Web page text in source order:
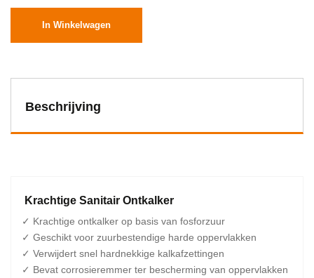
In Winkelwagen
Beschrijving
Krachtige Sanitair Ontkalker
✓ Krachtige ontkalker op basis van fosforzuur
✓ Geschikt voor zuurbestendige harde oppervlakken
✓ Verwijdert snel hardnekkige kalkafzettingen
✓ Bevat corrosieremmer ter bescherming van oppervlakken